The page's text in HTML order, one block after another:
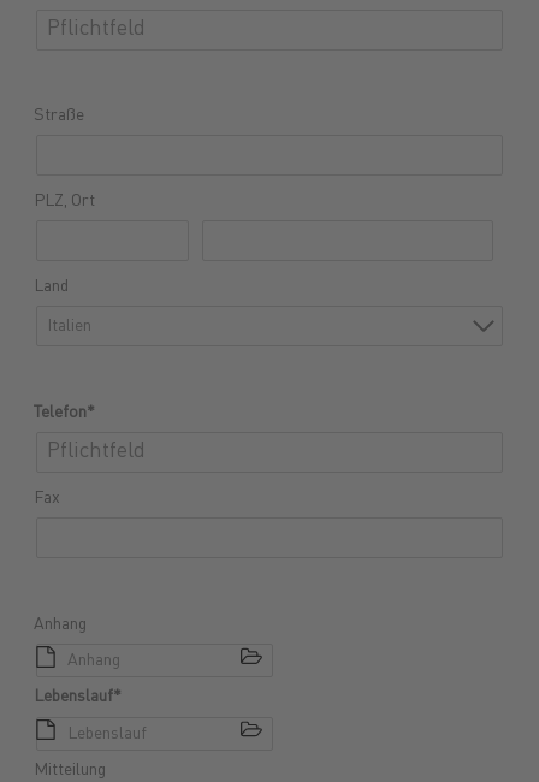
Straße
PLZ, Ort
Land
Italien
Telefon*
Fax
Anhang
Anhang
Lebenslauf*
Lebenslauf
Mitteilung